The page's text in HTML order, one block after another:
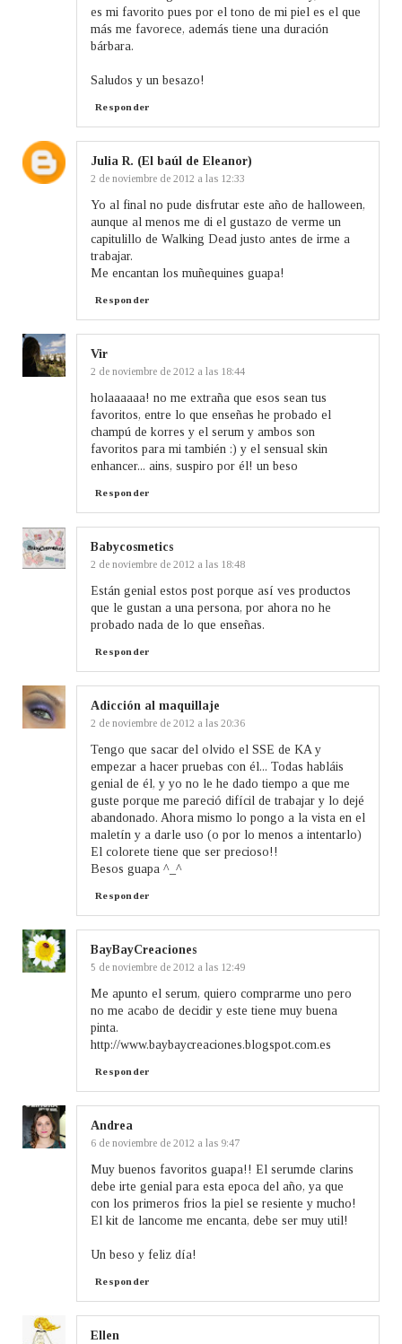
es mi favorito pues por el tono de mi piel es el que
más me favorece, además tiene una duración
bárbara.
Saludos y un besazo!
Responder
Julia R. (El baúl de Eleanor)
2 de noviembre de 2012 a las 12:33
Yo al final no pude disfrutar este año de halloween,
aunque al menos me di el gustazo de verme un
capitulillo de Walking Dead justo antes de irme a
trabajar.
Me encantan los muñequines guapa!
Responder
Vir
2 de noviembre de 2012 a las 18:44
holaaaaaa! no me extraña que esos sean tus
favoritos, entre lo que enseñas he probado el
champú de korres y el serum y ambos son
favoritos para mi también :) y el sensual skin
enhancer... ains, suspiro por él! un beso
Responder
Babycosmetics
2 de noviembre de 2012 a las 18:48
Están genial estos post porque así ves productos
que le gustan a una persona, por ahora no he
probado nada de lo que enseñas.
Responder
Adicción al maquillaje
2 de noviembre de 2012 a las 20:36
Tengo que sacar del olvido el SSE de KA y
empezar a hacer pruebas con él... Todas habláis
genial de él, y yo no le he dado tiempo a que me
guste porque me pareció difícil de trabajar y lo dejé
abandonado. Ahora mismo lo pongo a la vista en el
maletín y a darle uso (o por lo menos a intentarlo)
El colorete tiene que ser precioso!!
Besos guapa ^_^
Responder
BayBayCreaciones
5 de noviembre de 2012 a las 12:49
Me apunto el serum, quiero comprarme uno pero
no me acabo de decidir y este tiene muy buena
pinta.
http://www.baybaycreaciones.blogspot.com.es
Responder
Andrea
6 de noviembre de 2012 a las 9:47
Muy buenos favoritos guapa!! El serumde clarins
debe irte genial para esta epoca del año, ya que
con los primeros frios la piel se resiente y mucho!
El kit de lancome me encanta, debe ser muy util!
Un beso y feliz día!
Responder
Ellen